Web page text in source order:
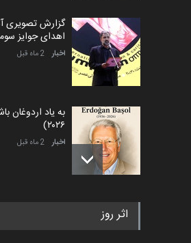
گزارش تصویری
اهدای جوایز
اخبار 2 ماه قبل
۲۰۲۶)
اخبار 2 ماه قبل
رویداد کارگاهی
اخبار 5 ماه قبل
اثر روز